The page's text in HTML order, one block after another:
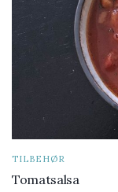
TILBEHØR
Tomatsalsa